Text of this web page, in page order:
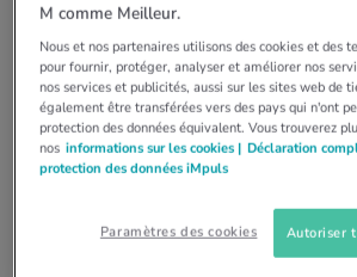
Une personne qui souffre
abdominales récurrentes
examiner.
Dr méd. Christina Marti-Camenzind,
interne générale FMH, en médecine du
M comme Meilleur.
Nous et nos partenaires utilisons des cookies et des
pour fournir, protéger, analyser et améliorer nos
nos services et publicités, aussi sur les sites web de
également être transférées vers des pays qui n'ont
protection des données équivalent. Vous trouverez
nos informations sur les cookies | Déclaration
protection des données iMpuls
Paramètres des cookies Autoriser